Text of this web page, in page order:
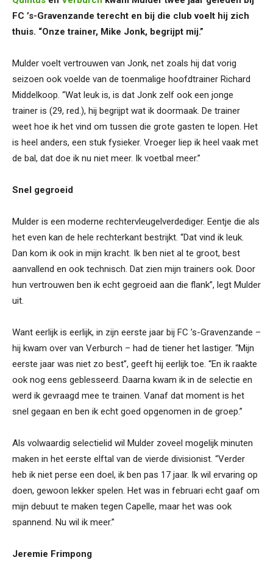
FC ’s-Gravenzande terecht en bij die club voelt hij zich
thuis. “Onze trainer, Mike Jonk, begrijpt mij.”
Mulder voelt vertrouwen van Jonk, net zoals hij dat vorig
seizoen ook voelde van de toenmalige hoofdtrainer Richard
Middelkoop. “Wat leuk is, is dat Jonk zelf ook een jonge
trainer is (29, red.), hij begrijpt wat ik doormaak. De trainer
weet hoe ik het vind om tussen die grote gasten te lopen. Het
is heel anders, een stuk fysieker. Vroeger liep ik heel vaak met
de bal, dat doe ik nu niet meer. Ik voetbal meer.”
Snel gegroeid
Mulder is een moderne rechtervleugelverdediger. Eentje die als
het even kan de hele rechterkant bestrijkt. “Dat vind ik leuk.
Dan kom ik ook in mijn kracht. Ik ben niet al te groot, best
aanvallend en ook technisch. Dat zien mijn trainers ook. Door
hun vertrouwen ben ik echt gegroeid aan die flank”, legt Mulder
uit.
Want eerlijk is eerlijk, in zijn eerste jaar bij FC ’s-Gravenzande –
hij kwam over van Verburch – had de tiener het lastiger. “Mijn
eerste jaar was niet zo best”, geeft hij eerlijk toe. “En ik raakte
ook nog eens geblesseerd. Daarna kwam ik in de selectie en
werd ik gevraagd mee te trainen. Vanaf dat moment is het
snel gegaan en ben ik echt goed opgenomen in de groep.”
Als volwaardig selectielid wil Mulder zoveel mogelijk minuten
maken in het eerste elftal van de vierde divisionist. “Verder
heb ik niet perse een doel, ik ben pas 17 jaar. Ik wil ervaring op
doen, gewoon lekker spelen. Het was in februari echt gaaf om
mijn debuut te maken tegen Capelle, maar het was ook
spannend. Nu wil ik meer.”
Jeremie Frimpong